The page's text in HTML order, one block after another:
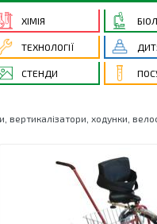
ХІМІЯ
ТЕХНОЛОГІЇ
СТЕНДИ
вертикалізатори, ходунки,